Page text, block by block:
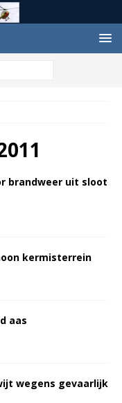
brandweer uit sloot
kermisterrein
aas
wegens gevaarlijk